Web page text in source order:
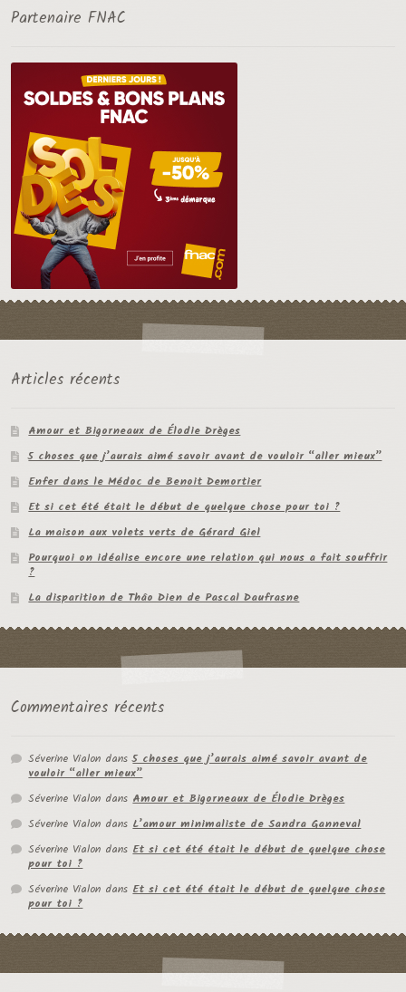
Partenaire FNAC
Articles récents
Amour et Bigorneaux de Élodie Drèges
5 choses que j’aurais aimé savoir avant de vouloir “aller mieux”
Enfer dans le Médoc de Benoit Demortier
Et si cet été était le début de quelque chose pour toi ?
La maison aux volets verts de Gérard Giel
Pourquoi on idéalise encore une relation qui nous a fait souffrir
?
La disparition de Thâo Dien de Pascal Daufrasne
Commentaires récents
Séverine Vialon dans5 choses que j’aurais aimé savoir avant de
vouloir “aller mieux”
Séverine Vialon dansAmour et Bigorneaux de Élodie Drèges
Séverine Vialon dansL’amour minimaliste de Sandra Ganneval
Séverine Vialon dansEt si cet été était le début de quelque chose
pour toi ?
Séverine Vialon dansEt si cet été était le début de quelque chose
pour toi ?